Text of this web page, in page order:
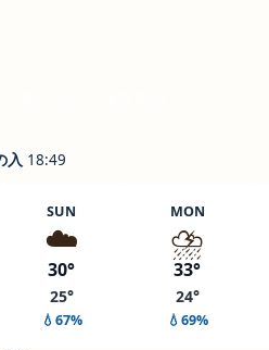
入 18:49
SUN
☁️
30°
25°
💧67%
MON
⛈️
33°
24°
💧69%